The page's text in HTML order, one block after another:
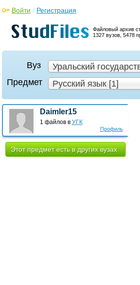
Файловый архив
1327 вузов, 5478
Войти / Регистрация
Вуз
Уральский
Предмет
Русский язык [1]
Профиль
Daimler15
1 файлов в УГК
Этот предмет есть в других вузах